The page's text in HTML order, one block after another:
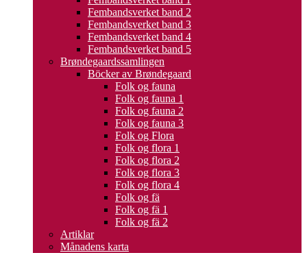
Fembandsverket band 2
Fembandsverket band 3
Fembandsverket band 4
Fembandsverket band 5
Brøndegaardssamlingen
Böcker av Brøndegaard
Folk og fauna
Folk og fauna 1
Folk og fauna 2
Folk og fauna 3
Folk og Flora
Folk og flora 1
Folk og flora 2
Folk og flora 3
Folk og flora 4
Folk og fä
Folk og fä 1
Folk og fä 2
Artiklar
Månadens karta